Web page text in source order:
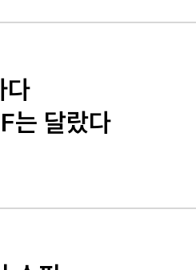
다
는 달랐다